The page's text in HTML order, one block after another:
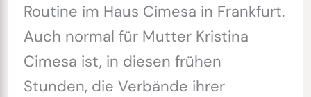
Routine im Haus Cimesa in Frankfurt.
Auch normal für Mutter Kristina
Cimesa ist, in diesen frühen
Stunden, die Verbände ihrer